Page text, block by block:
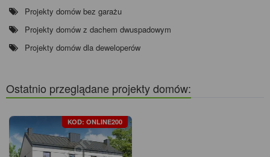
Projekty domów bez garażu
Projekty domów z dachem dwuspadowym
Projekty domów dla deweloperów
Ostatnio przeglądane projekty domów:
KOD: ONLINE200